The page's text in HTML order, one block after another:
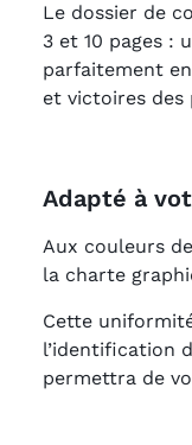
Le dossier de
3 et 10 pages :
parfaitement
et victoires des
Adapté à
Aux couleurs
la charte
Cette
l’identification
permettra de